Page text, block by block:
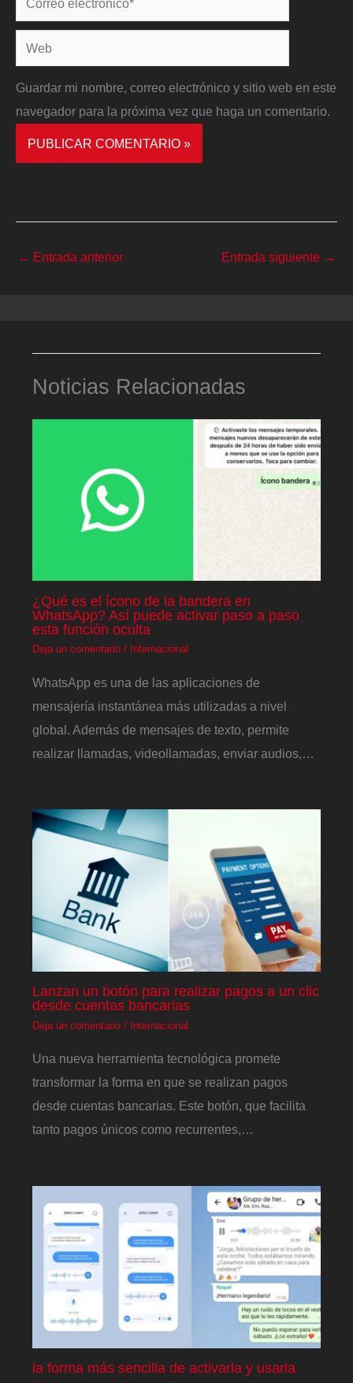
electrónico*
Web
Guardar mi nombre, correo electrónico y sitio web en este
navegador para la próxima vez que haga un comentario.
← Entrada anterior Entrada siguiente →
Noticias Relacionadas
¿Qué es el ícono de la bandera en
WhatsApp? Así puede activar paso a paso
esta función oculta
Deja un comentario / Internacional
WhatsApp es una de las aplicaciones de
mensajería instantánea más utilizadas a nivel
global. Además de mensajes de texto, permite
realizar llamadas, videollamadas, enviar audios,…
Lanzan un botón para realizar pagos a un clic
desde cuentas bancarias
Deja un comentario / Internacional
Una nueva herramienta tecnológica promete
transformar la forma en que se realizan pagos
desde cuentas bancarias. Este botón, que facilita
tanto pagos únicos como recurrentes,…
la forma más sencilla de activarla y usarla